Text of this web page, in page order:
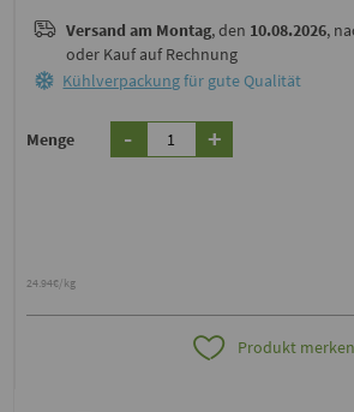
Versand am Montag, den 10.08.2026,
oder Kauf auf Rechnung
Kühlverpackungfür gute Qualität
Menge - +
24.94€/kg
Produkt merken